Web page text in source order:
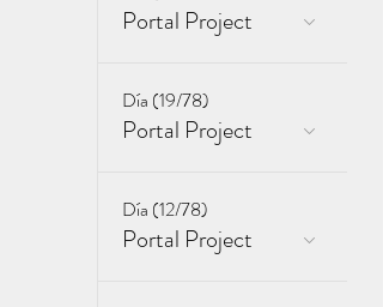
Portal Project
Día (19/78)
Portal Project
Día (12/78)
Portal Project